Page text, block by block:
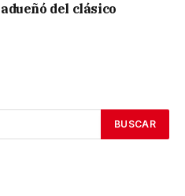
del clásico